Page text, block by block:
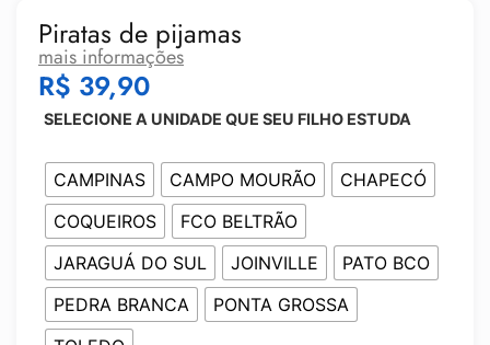
Piratas de pijamas
mais informações
R$ 39,90
SELECIONE A UNIDADE QUE SEU FILHO ESTUDA
CAMPINAS CAMPO MOURÃO
CHAPECÓ
COQUEIROS
FCO BELTRÃO
JARAGUÁ DO SUL
JOINVILLE
PATO BCO
PEDRA BRANCA
PONTA GROSSA